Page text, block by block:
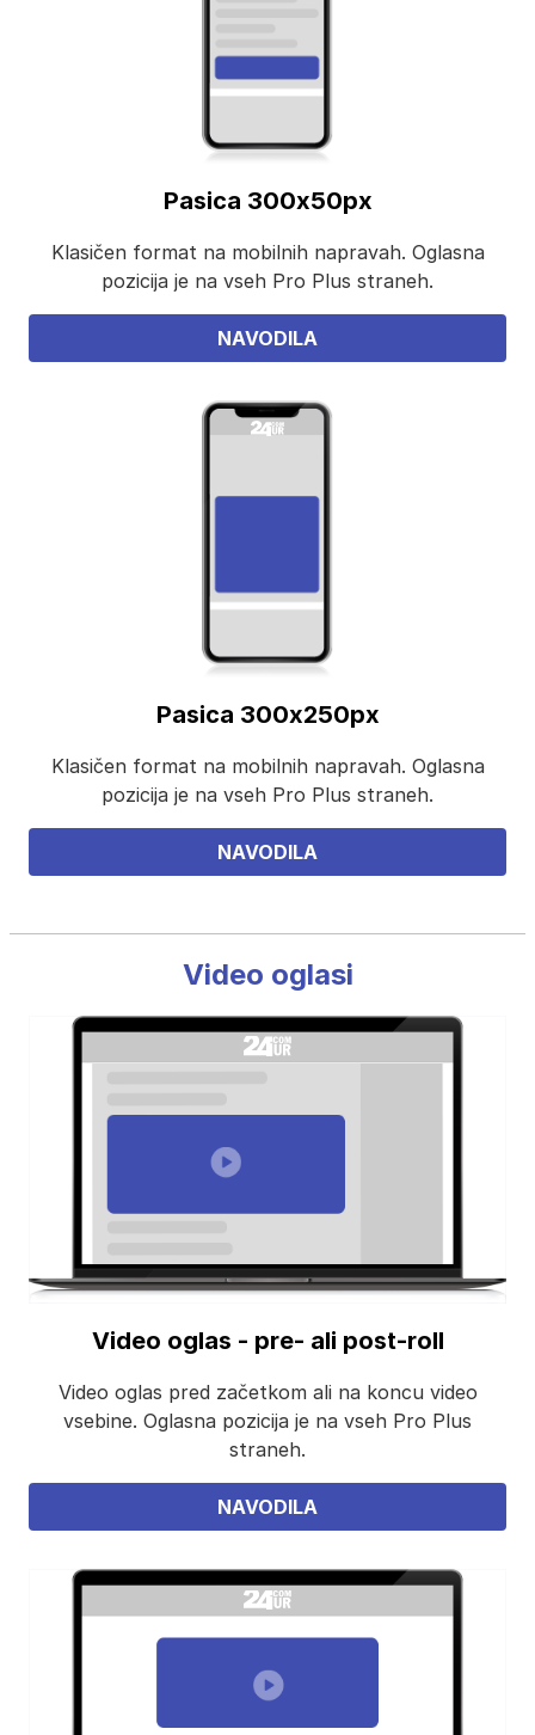
Pasica 300x50px
Klasičen format na mobilnih napravah. Oglasna
pozicija je na vseh Pro Plus straneh.
NAVODILA
Pasica 300x250px
Klasičen format na mobilnih napravah. Oglasna
pozicija je na vseh Pro Plus straneh.
NAVODILA
Video oglasi
Video oglas - pre- ali post-roll
Video oglas pred začetkom ali na koncu video
vsebine. Oglasna pozicija je na vseh Pro Plus
straneh.
NAVODILA